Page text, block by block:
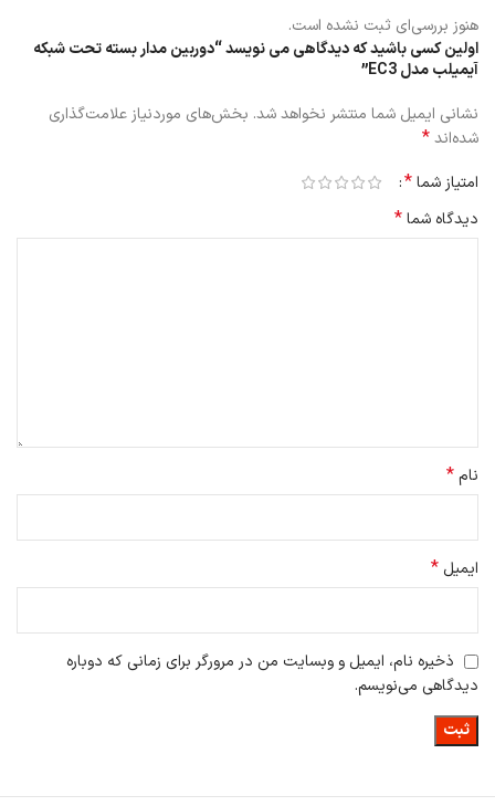
هنوز بررسی‌ای ثبت نشده است.
اولین کسی باشید که دیدگاهی می نویسد “دوربین مدار بسته تحت شبکه
آیمیلب مدل EC3”
نشانی ایمیل شما منتشر نخواهد شد. بخش‌های موردنیاز علامت‌گذاری
شده‌اند*
امتیاز شما*
دیدگاه شما*
نام*
ایمیل *
ذخیره نام، ایمیل و وبسایت من در مرورگر برای زمانی که دوباره
دیدگاهی می‌نویسم.